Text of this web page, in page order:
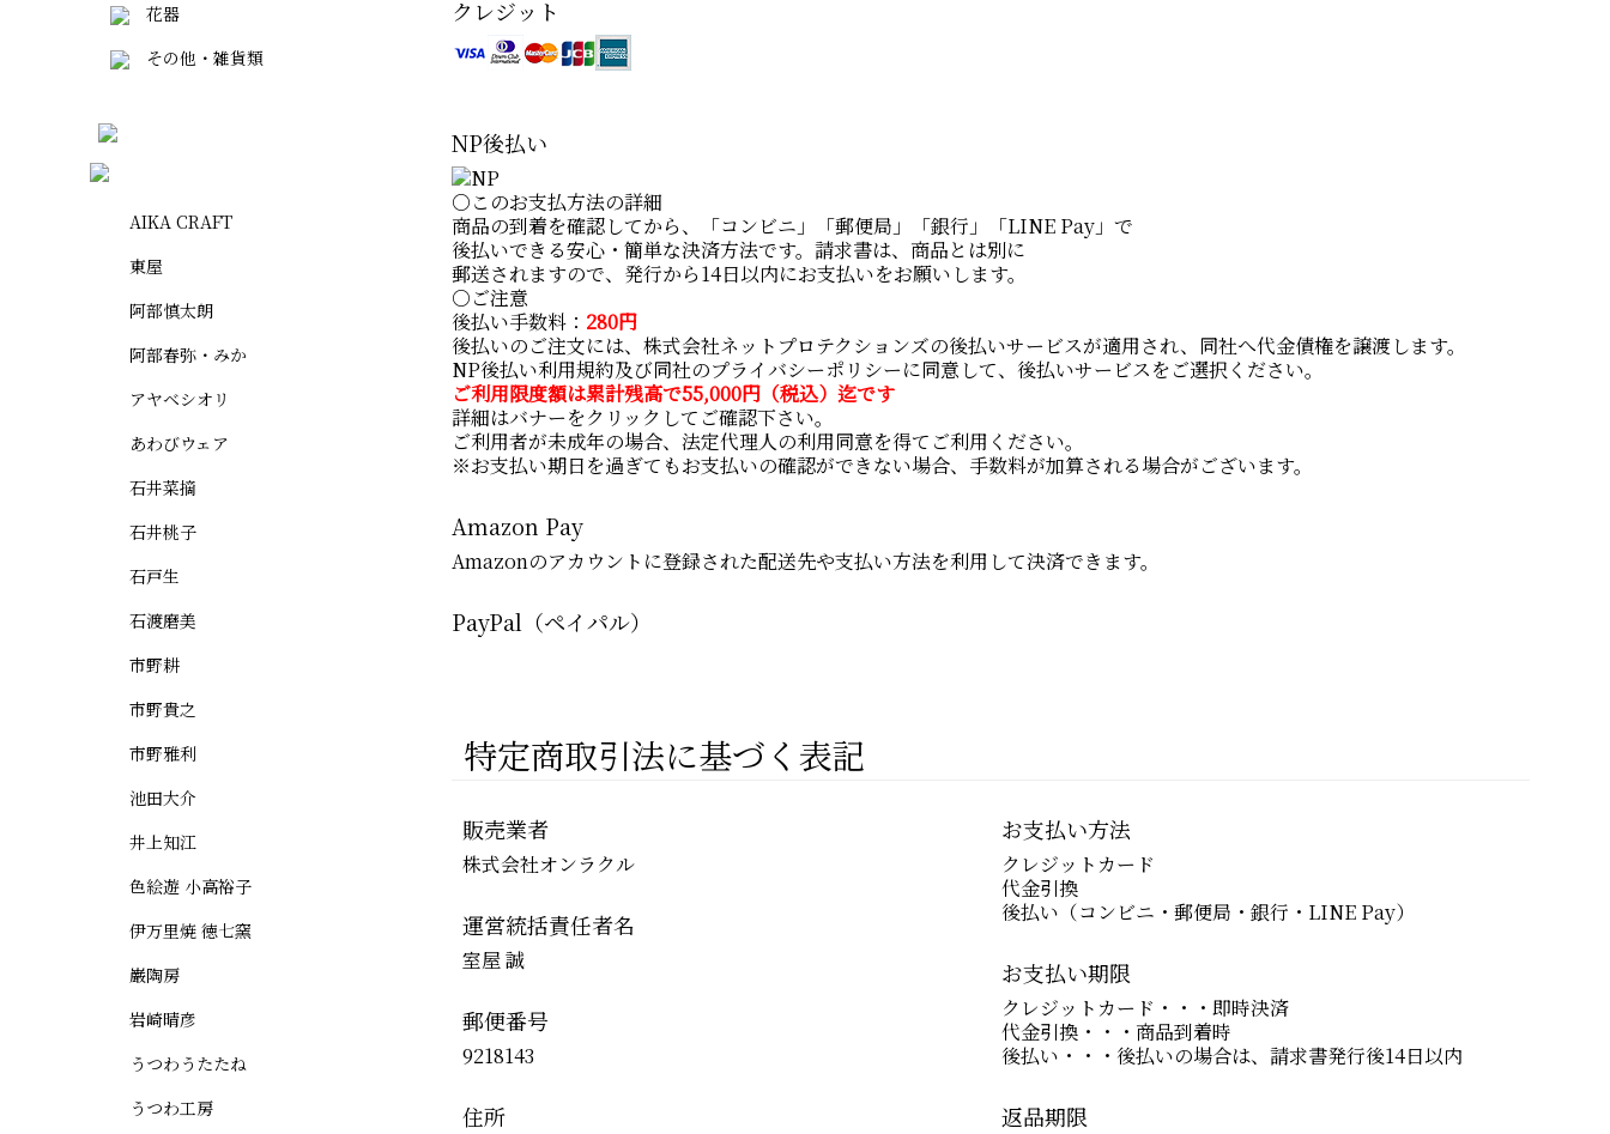
クレジット
NP後払い
○このお支払方法の詳細
商品の到着を確認してから、「コンビニ」「郵便局」「銀行」「LINE Pay」で
後払いできる安心・簡単な決済方法です。請求書は、商品とは別に
郵送されますので、発行から14日以内にお支払いをお願いします。
○ご注意
後払い手数料： 280円
後払いのご注文には、株式会社ネットプロテクションズの後払いサービスが適用され、同社へ代金債権を譲渡します。
NP後払い利用規約及び同社のプライバシーポリシーに同意して、後払いサービスをご選択ください。
ご利用限度額は累計残高で55,000円（税込）迄です
詳細はバナーをクリックしてご確認下さい。
ご利用者が未成年の場合、法定代理人の利用同意を得てご利用ください。
※お支払い期日を過ぎてもお支払いの確認ができない場合、手数料が加算される場合がございます。
Amazon Pay
Amazonのアカウントに登録された配送先や支払い方法を利用して決済できます。
PayPal（ペイパル）
特定商取引法に基づく表記
販売業者
株式会社オンラクル
運営統括責任者名
室屋 誠
郵便番号
9218143
住所
お支払い方法
クレジットカード
代金引換
後払い（コンビニ・郵便局・銀行・LINE Pay）
お支払い期限
クレジットカード・・・即時決済
代金引換・・・商品到着時
後払い・・・後払いの場合は、請求書発行後14日以内
返品期限
花器
その他・雑貨類
AIKA CRAFT
東屋
阿部慎太朗
阿部春弥・みか
アヤベシオリ
あわびウェア
石井菜摘
石井桃子
石戸生
石渡磨美
市野耕
市野貴之
市野雅利
池田大介
井上知江
色絵遊 小高裕子
伊万里焼 徳七窯
巌陶房
岩崎晴彦
うつわうたたね
うつわ工房